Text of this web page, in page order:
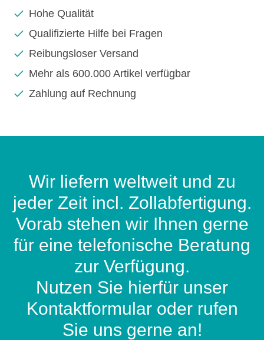
Hohe Qualität
Qualifizierte Hilfe bei Fragen
Reibungsloser Versand
Mehr als 600.000 Artikel verfügbar
Zahlung auf Rechnung
Wir liefern weltweit und zu
jeder Zeit incl. Zollabfertigung.
Vorab stehen wir Ihnen gerne
für eine telefonische Beratung
zur Verfügung.
Nutzen Sie hierfür unser
Kontaktformular oder rufen
Sie uns gerne an!